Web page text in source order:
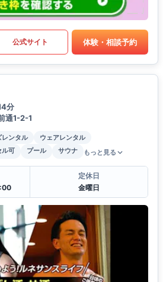
公式サイト 体験・相談予約
分
通1-2-1
レンタル
ウェアレンタル
ル可 プール サウナ もっと見る
定休日
金曜日